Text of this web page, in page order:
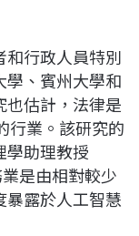
和行政人員特別
學、賓州大學和
也估計，法律是
行業。該研究的
學助理教授
是由相對較少
暴露於人工智慧